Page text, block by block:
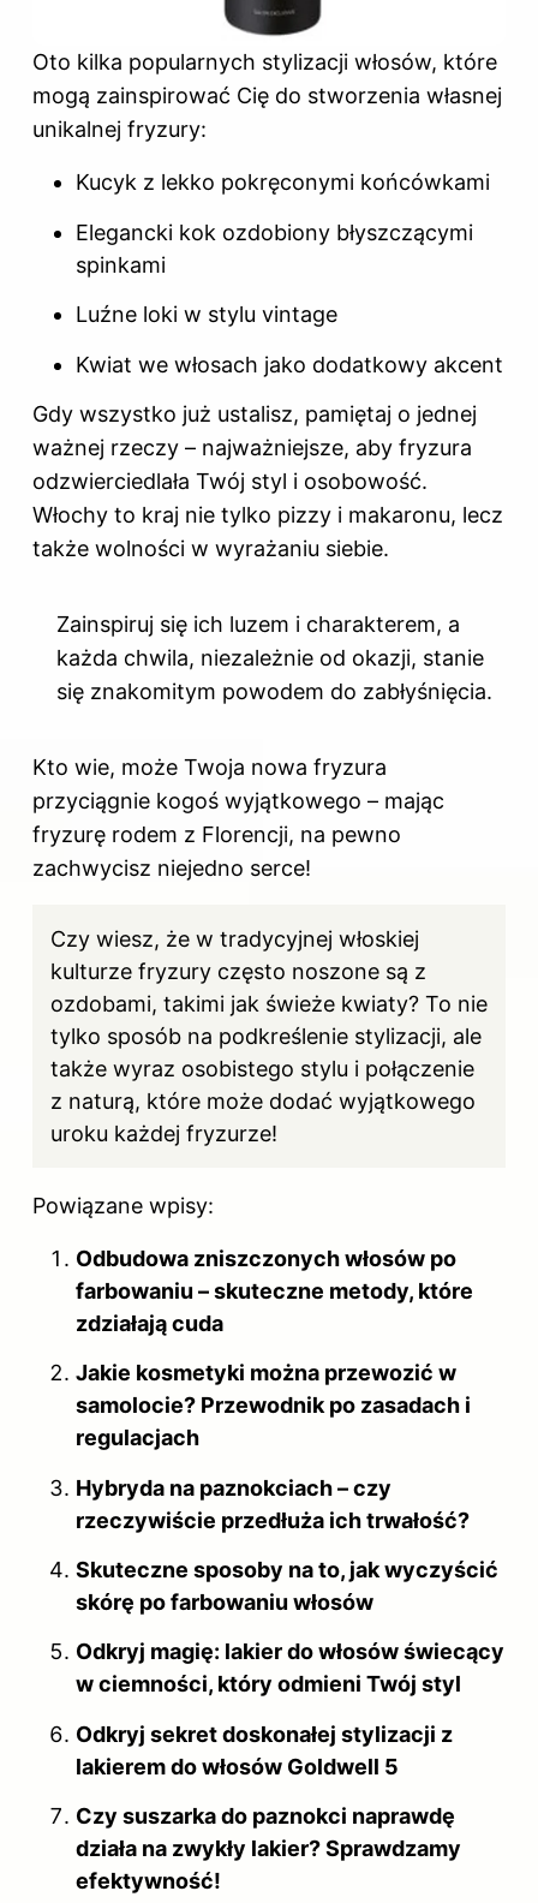
Oto kilka popularnych stylizacji włosów, które
mogą zainspirować Cię do stworzenia własnej
unikalnej fryzury:
Kucyk z lekko pokręconymi końcówkami
Elegancki kok ozdobiony błyszczącymi
spinkami
Luźne loki w stylu vintage
Kwiat we włosach jako dodatkowy akcent
Gdy wszystko już ustalisz, pamiętaj o jednej
ważnej rzeczy – najważniejsze, aby fryzura
odzwierciedlała Twój styl i osobowość.
Włochy to kraj nie tylko pizzy i makaronu, lecz
także wolności w wyrażaniu siebie.
Zainspiruj się ich luzem i charakterem, a
każda chwila, niezależnie od okazji, stanie
się znakomitym powodem do zabłyśnięcia.
Kto wie, może Twoja nowa fryzura
przyciągnie kogoś wyjątkowego – mając
fryzurę rodem z Florencji, na pewno
zachwycisz niejedno serce!
Czy wiesz, że w tradycyjnej włoskiej
kulturze fryzury często noszone są z
ozdobami, takimi jak świeże kwiaty? To nie
tylko sposób na podkreślenie stylizacji, ale
także wyraz osobistego stylu i połączenie
z naturą, które może dodać wyjątkowego
uroku każdej fryzurze!
Powiązane wpisy:
Odbudowa zniszczonych włosów po
farbowaniu – skuteczne metody, które
zdziałają cuda
Jakie kosmetyki można przewozić w
samolocie? Przewodnik po zasadach i
regulacjach
Hybryda na paznokciach – czy
rzeczywiście przedłuża ich trwałość?
Skuteczne sposoby na to, jak wyczyścić
skórę po farbowaniu włosów
Odkryj magię: lakier do włosów świecący
w ciemności, który odmieni Twój styl
Odkryj sekret doskonałej stylizacji z
lakierem do włosów Goldwell 5
Czy suszarka do paznokci naprawdę
działa na zwykły lakier? Sprawdzamy
efektywność!